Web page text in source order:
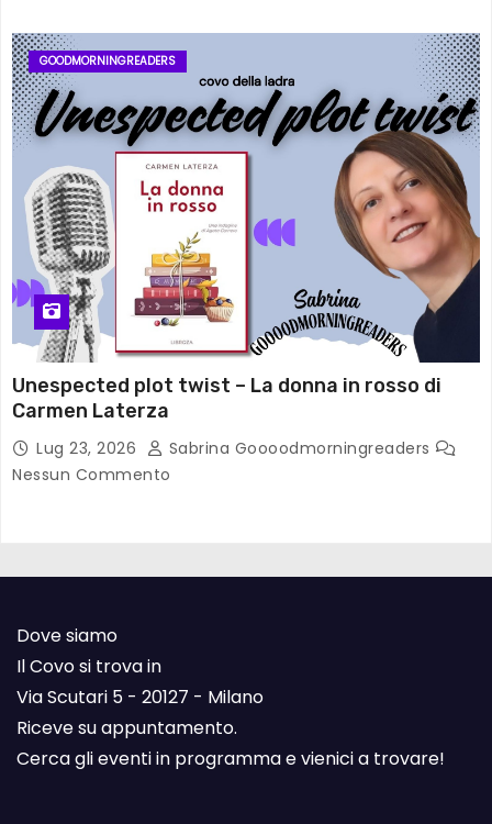
GOODMORNINGREADERS
Unespected plot twist – La donna in rosso di
Carmen Laterza
Lug 23, 2026
Sabrina Goooodmorningreaders
Nessun Commento
Dove siamo
Il Covo si trova in
Via Scutari 5 - 20127 - Milano
Riceve su appuntamento.
Cerca gli eventi in programma e vienici a trovare!